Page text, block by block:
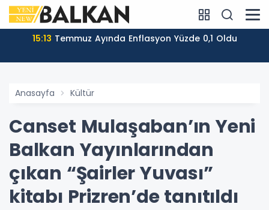
15:13 Temmuz Ayında Enflasyon Yüzde 0,1 Oldu
Anasayfa Kültür
Canset Mulaşaban’ın Yeni
Balkan Yayınlarından
çıkan “Şairler Yuvası”
kitabı Prizren’de tanıtıldı